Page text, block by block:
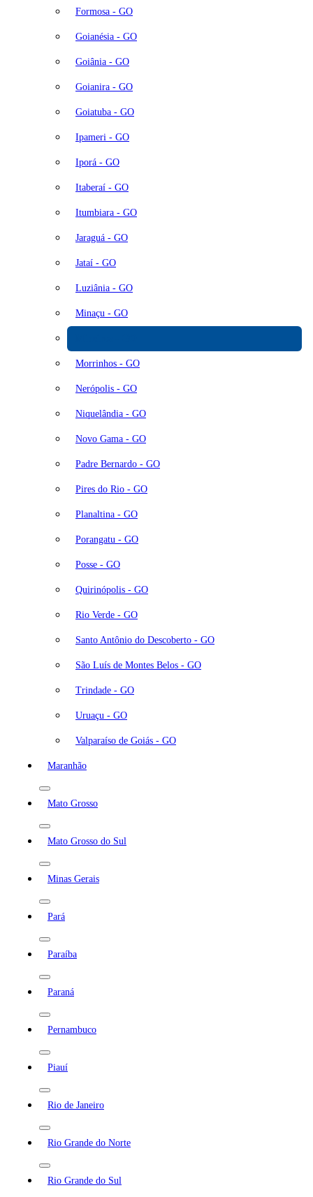
Formosa - GO
Goianésia - GO
Goiânia - GO
Goianira - GO
Goiatuba - GO
Ipameri - GO
Iporá - GO
Itaberaí - GO
Itumbiara - GO
Jaraguá - GO
Jataí - GO
Luziânia - GO
Minaçu - GO
Morrinhos - GO
Nerópolis - GO
Niquelândia - GO
Novo Gama - GO
Padre Bernardo - GO
Pires do Rio - GO
Planaltina - GO
Porangatu - GO
Posse - GO
Quirinópolis - GO
Rio Verde - GO
Santo Antônio do Descoberto - GO
São Luís de Montes Belos - GO
Trindade - GO
Uruaçu - GO
Valparaíso de Goiás - GO
Maranhão
Mato Grosso
Mato Grosso do Sul
Minas Gerais
Pará
Paraíba
Paraná
Pernambuco
Piauí
Rio de Janeiro
Rio Grande do Norte
Rio Grande do Sul